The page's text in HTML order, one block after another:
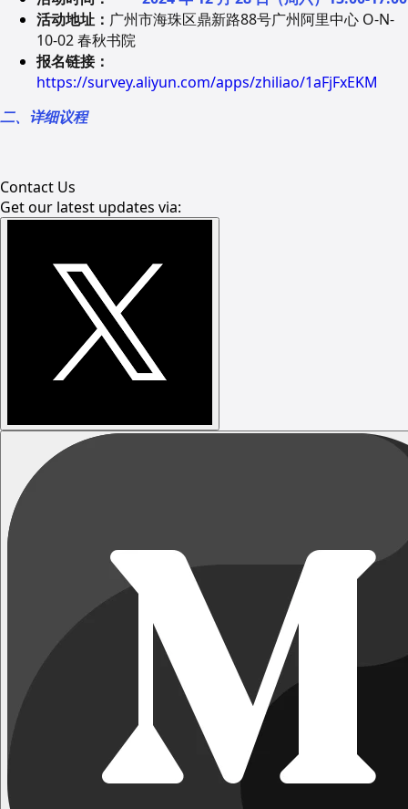
活动地址： 广州市海珠区鼎新路88号广州阿里中心 O-N-
10-02 春秋书院
报名链接：
https://survey.aliyun.com/apps/zhiliao/1aFjFxEKM
二、详细议程
Contact Us
Get our latest updates via: